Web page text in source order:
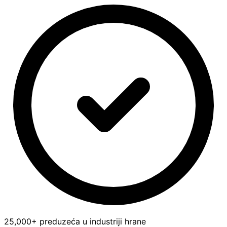
25,000+ preduzeća u industriji hrane